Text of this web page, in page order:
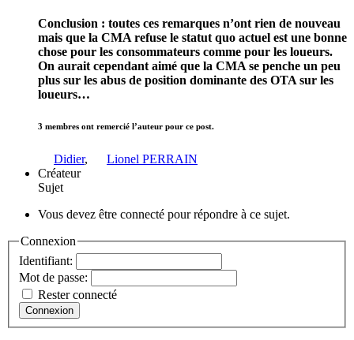
Conclusion : toutes ces remarques n’ont rien de nouveau
mais que la CMA refuse le statut quo actuel est une bonne
chose pour les consommateurs comme pour les loueurs.
On aurait cependant aimé que la CMA se penche un peu
plus sur les abus de position dominante des OTA sur les
loueurs…
3 membres ont remercié l’auteur pour ce post.
Didier,
Lionel PERRAIN
Créateur
Sujet
Vous devez être connecté pour répondre à ce sujet.
Connexion
Identifiant:
Mot de passe:
Rester connecté
Connexion